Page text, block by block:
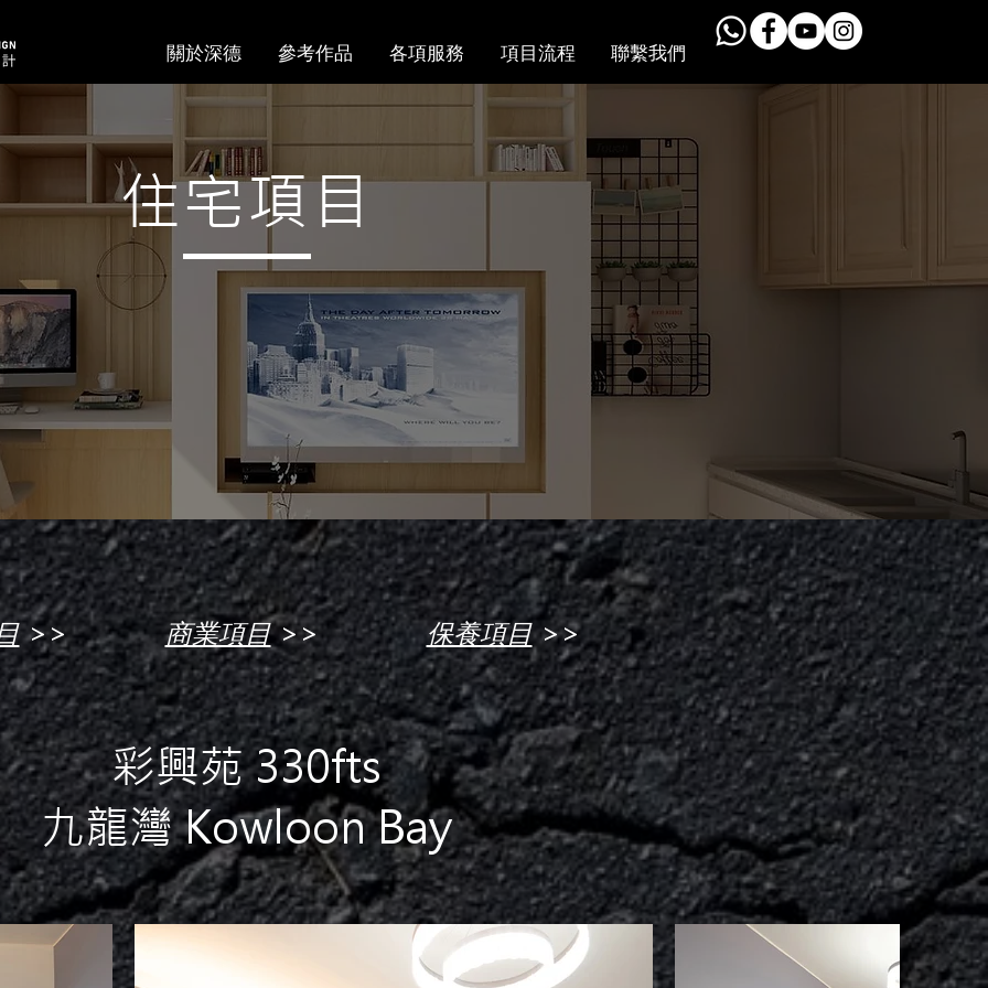
關於深德 參考作品 各項服務 項目流程 聯繫我們
住宅項目
>> 商業項目>> 保養項目>>
彩興苑 330fts
九龍灣 Kowloon Bay